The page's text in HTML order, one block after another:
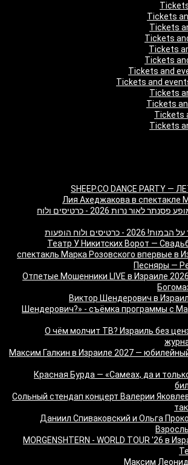
Tickets
Tickets
Tickets
Tickets
Tickets
Tickets and
Tickets and
Tickets
Tickets
Tickets
Tickets
SHEEP.CO DANCE PARTY —
Лия Ахеджакова в спектакле
משופן ועד AC/DC - מופע פסנתר לאור נרות 2026 - כרטיסים ולוח
ולוח הופעות
"Театр У Никитских Ворот —
спектакль Марка Розовского впервые в
Отпетые Мошенники LIVE в Израиле
Виктор Шендерович в
Шендерович?» - съёмка программы с
«О чём молчит ТВ? Израиль без
Максим Галкин в Израиле 2027 —
Красная Бурда — «Самеах, да и
"Сольный стендап концерт Валерии
"Даниил Спиваковский и Ольга
MORGENSHTERN - WORLD TOUR '26 в
Максим